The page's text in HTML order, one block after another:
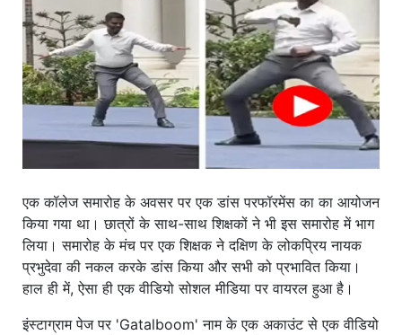
एक कॉलेज समारोह के अवसर पर एक डांस परफॉरमेंस का का आयोजन
किया गया था। छात्रों के साथ-साथ शिक्षकों ने भी इस समारोह में भाग
लिया। समारोह के मंच पर एक शिक्षक ने दक्षिण के लोकप्रिय नायक
प्रभुदेवा की नकल करके डांस किया और सभी को प्रभावित किया।
हाल ही में, ऐसा ही एक वीडियो सोशल मीडिया पर वायरल हुआ है।
इंस्टाग्राम पेज पर 'Gatalboom' नाम के एक अकाउंट से एक वीडियो